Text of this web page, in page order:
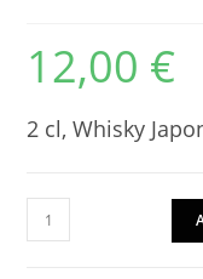
12,00 €
2 cl, Whisky
quantité
de